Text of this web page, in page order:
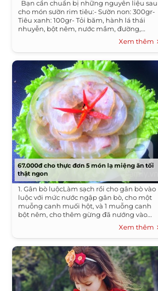
Bạn cần chuẩn bị những nguyên liệu sau
cho món sườn rim tiêu:- Sườn non: 300gr-
Tiêu xanh: 100gr- Tỏi băm, hành lá thái
nhuyễn, bột nêm, nước mắm, đường,...
Xem thêm
67.000đ cho thực đơn 5 món lạ miệng ăn tối
thật ngon
1. Gân bò luộcLàm sạch rồi cho gân bò vào
luộc với mức nước ngập gân bò, cho một
muỗng canh muối hột, và 1 muỗng canh
bột nêm, cho thêm gừng đã nướng vào...
Xem thêm